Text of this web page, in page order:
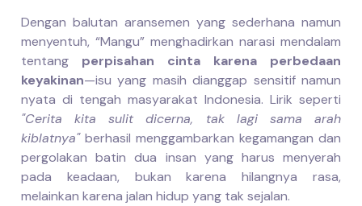
Dengan balutan aransemen yang sederhana namun
menyentuh, “Mangu” menghadirkan narasi mendalam
tentang perpisahan cinta karena perbedaan
keyakinan—isu yang masih dianggap sensitif namun
nyata di tengah masyarakat Indonesia. Lirik seperti
"Cerita kita sulit dicerna, tak lagi sama arah
kiblatnya"berhasil menggambarkan kegamangan dan
pergolakan batin dua insan yang harus menyerah
pada keadaan, bukan karena hilangnya rasa,
melainkan karena jalan hidup yang tak sejalan.